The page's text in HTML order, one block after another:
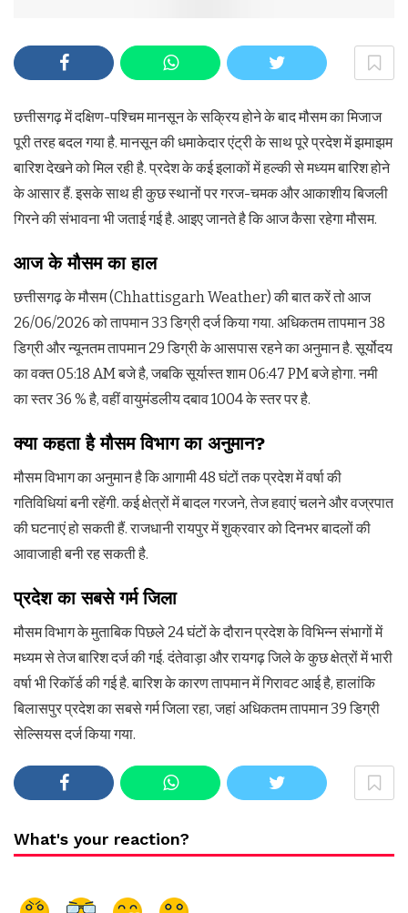
छत्तीसगढ़ में दक्षिण-पश्चिम मानसून के सक्रिय होने के बाद मौसम का मिजाज
पूरी तरह बदल गया है. मानसून की धमाकेदार एंट्री के साथ पूरे प्रदेश में झमाझम
बारिश देखने को मिल रही है. प्रदेश के कई इलाकों में हल्की से मध्यम बारिश होने
के आसार हैं. इसके साथ ही कुछ स्थानों पर गरज-चमक और आकाशीय बिजली
गिरने की संभावना भी जताई गई है. आइए जानते है कि आज कैसा रहेगा मौसम.
आज के मौसम का हाल
छत्तीसगढ़ के मौसम (Chhattisgarh Weather) की बात करें तो आज
26/06/2026 को तापमान 33 डिग्री दर्ज किया गया. अधिकतम तापमान 38
डिग्री और न्यूनतम तापमान 29 डिग्री के आसपास रहने का अनुमान है. सूर्योदय
का वक्त 05:18 AM बजे है, जबकि सूर्यास्त शाम 06:47 PM बजे होगा. नमी
का स्तर 36 % है, वहीं वायुमंडलीय दबाव 1004 के स्तर पर है.
क्या कहता है मौसम विभाग का अनुमान?
मौसम विभाग का अनुमान है कि आगामी 48 घंटों तक प्रदेश में वर्षा की
गतिविधियां बनी रहेंगी. कई क्षेत्रों में बादल गरजने, तेज हवाएं चलने और वज्रपात
की घटनाएं हो सकती हैं. राजधानी रायपुर में शुक्रवार को दिनभर बादलों की
आवाजाही बनी रह सकती है.
प्रदेश का सबसे गर्म जिला
मौसम विभाग के मुताबिक पिछले 24 घंटों के दौरान प्रदेश के विभिन्न संभागों में
मध्यम से तेज बारिश दर्ज की गई. दंतेवाड़ा और रायगढ़ जिले के कुछ क्षेत्रों में भारी
वर्षा भी रिकॉर्ड की गई है. बारिश के कारण तापमान में गिरावट आई है, हालांकि
बिलासपुर प्रदेश का सबसे गर्म जिला रहा, जहां अधिकतम तापमान 39 डिग्री
सेल्सियस दर्ज किया गया.
What's your reaction?